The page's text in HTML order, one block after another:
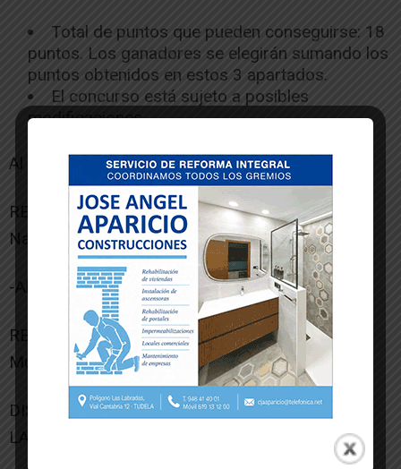
Total de puntos que pueden conseguirse: 18
puntos. Los ganadores se elegirán sumando los
puntos obtenidos en estos 3 apartados.
El concurso está sujeto a posibles
modificaciones.
Al finalizar el desfile:
REPARTO DE MERIENDA, en la Plaza Cortes de
Navarra.
-Al finalizar el concurso:
RECORRIDO DE LA CHARANGA “los piratas” de
Murchante, por la zona centro del pueblo.
DISCO TARDEO CON TESTTA (TORTXU SHOW /
LA FARÁNDULA), en la Plaza Cortes de Navarra.